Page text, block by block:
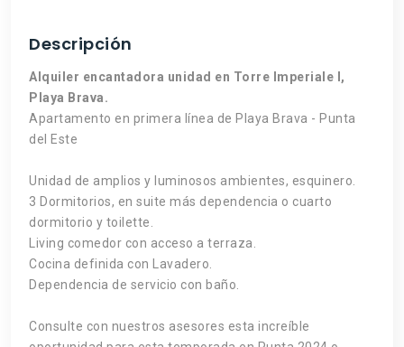
Descripción
Alquiler encantadora unidad en Torre Imperiale I,
Playa Brava.
Apartamento en primera línea de Playa Brava - Punta
del Este
Unidad de amplios y luminosos ambientes, esquinero.
3 Dormitorios, en suite más dependencia o cuarto
dormitorio y toilette.
Living comedor con acceso a terraza.
Cocina definida con Lavadero.
Dependencia de servicio con baño.
Consulte con nuestros asesores esta increíble